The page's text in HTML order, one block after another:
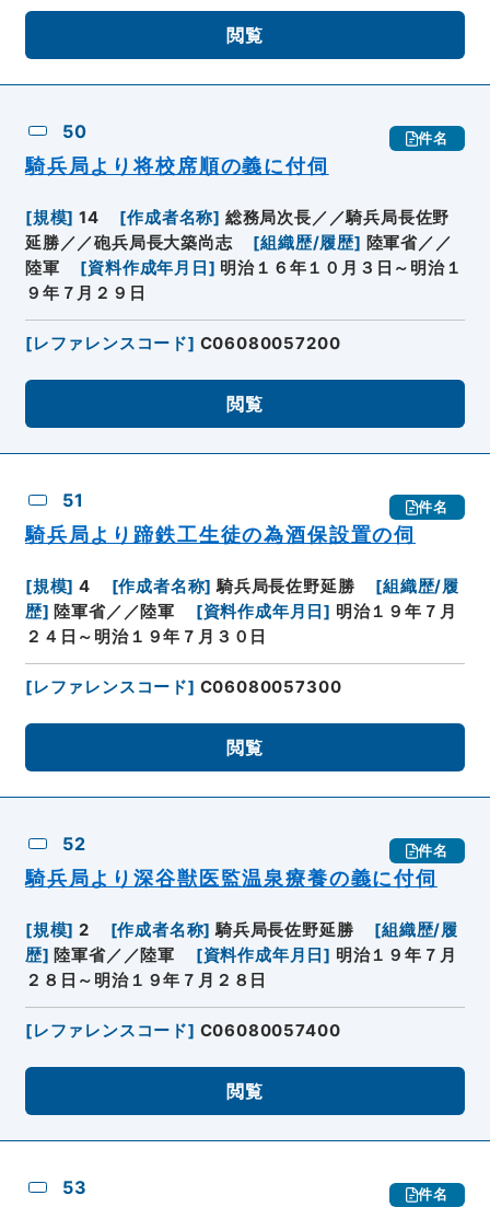
閲覧
50 件名
騎兵局より将校席順の義に付伺
[規模] 14 [作成者名称] 総務局次長／／騎兵局長佐野
延勝／／砲兵局長大築尚志
[組織歴/履歴] 陸軍省／／
陸軍
[資料作成年月日 ] 明治１６年１０月３日～明治１
９年７月２９日
[レファレンスコード] C06080057200
閲覧
51 件名
騎兵局より蹄鉄工生徒の為酒保設置の伺
[規模] 4 [作成者名称] 騎兵局長佐野延勝 [組織歴/履
歴] 陸軍省／／陸軍 [資料作成年月日] 明治１９年７月
２４日～明治１９年７月３０日
[レファレンスコード] C06080057300
閲覧
52 件名
騎兵局より深谷獣医監温泉療養の義に付伺
[規模] 2 [作成者名称] 騎兵局長佐野延勝 [組織歴/履
歴] 陸軍省／／陸軍 [資料作成年月日] 明治１９年７月
２８日～明治１９年７月２８日
[レファレンスコード] C06080057400
閲覧
53 件名